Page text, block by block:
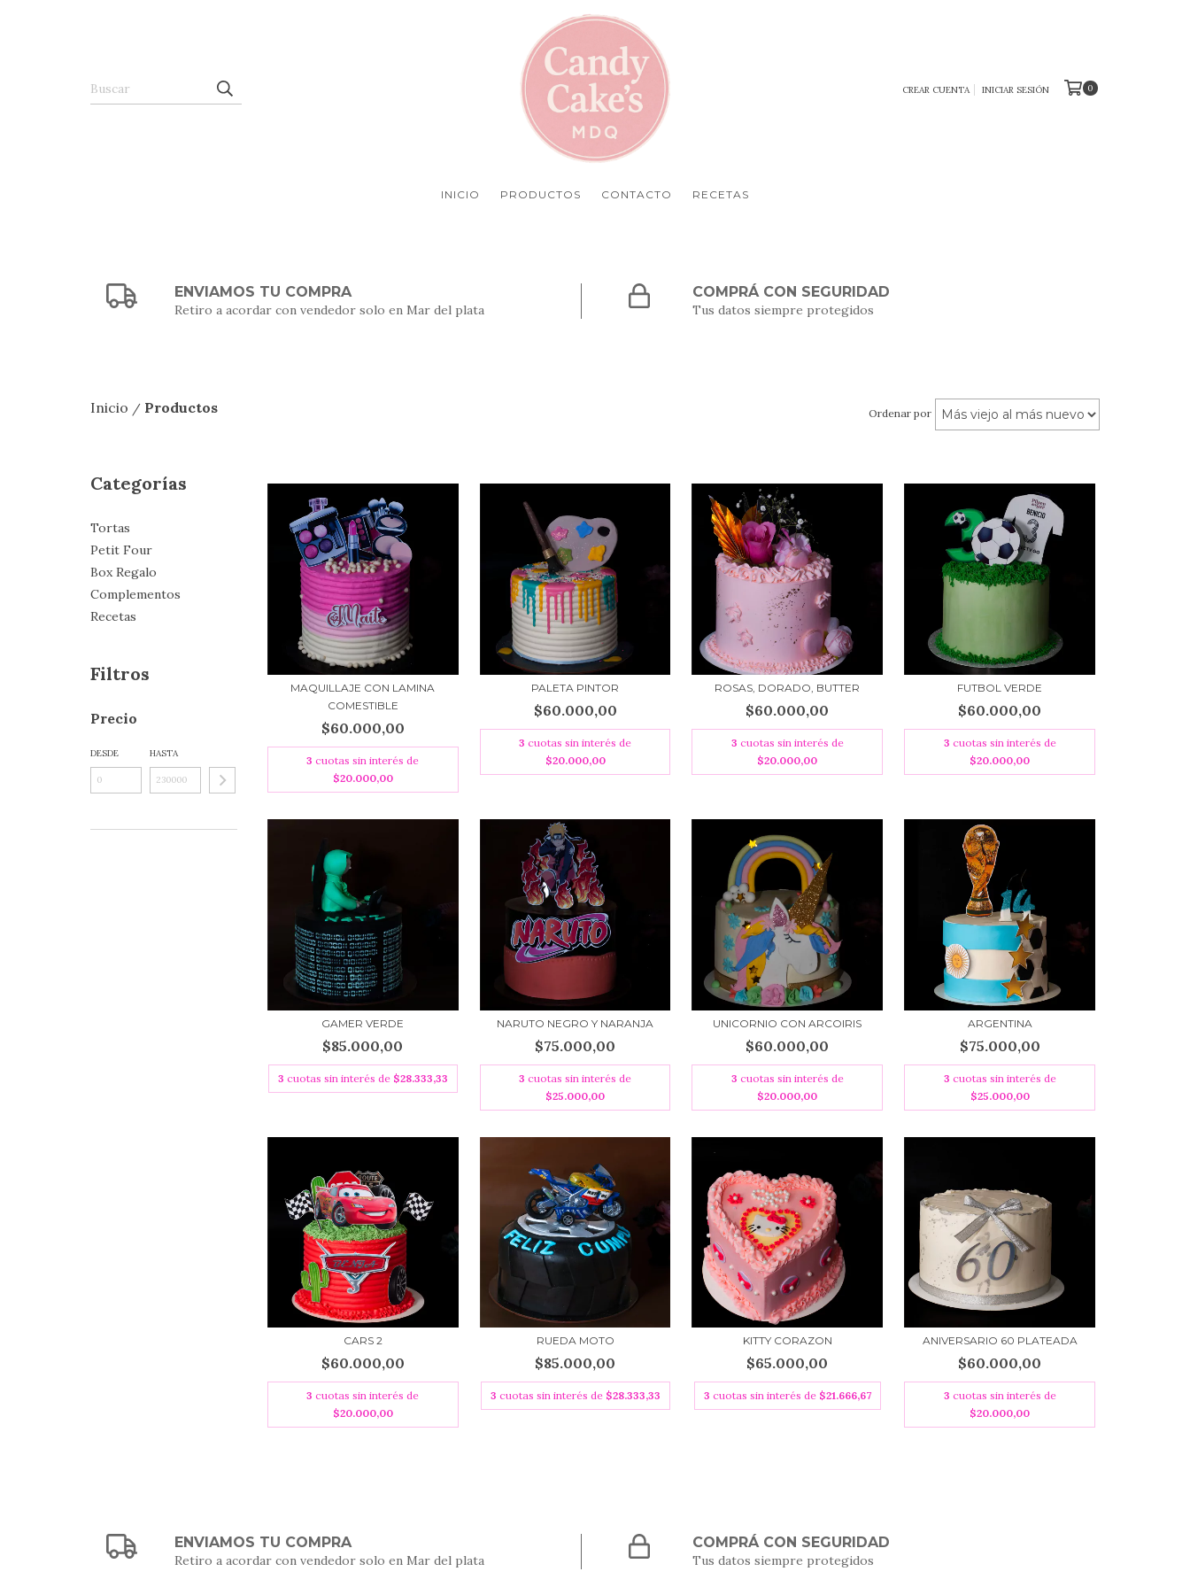
CREAR CUENTA INICIAR SESIÓN 0
INICIO PRODUCTOS CONTACTO RECETAS
ENVIAMOS TU COMPRA
Retiro a acordar con vendedor solo en Mar del plata
COMPRÁ CON SEGURIDAD
Tus datos siempre protegidos
Inicio / Productos Ordenar por
Categorías
Tortas
Petit Four
Box Regalo
Complementos
Recetas
Filtros
Precio
DESDE HASTA
MAQUILLAJE CON LAMINA
COMESTIBLE
$60.000,00
3 cuotas sin interés de
$20.000,00
PALETA PINTOR
$60.000,00
3 cuotas sin interés de
$20.000,00
ROSAS, DORADO, BUTTER
$60.000,00
3 cuotas sin interés de
$20.000,00
FUTBOL VERDE
$60.000,00
3 cuotas sin interés de
$20.000,00
GAMER VERDE
$85.000,00
3 cuotas sin interés de $28.333,33
NARUTO NEGRO Y NARANJA
$75.000,00
3 cuotas sin interés de
$25.000,00
UNICORNIO CON ARCOIRIS
$60.000,00
3 cuotas sin interés de
$20.000,00
ARGENTINA
$75.000,00
3 cuotas sin interés de
$25.000,00
CARS 2
$60.000,00
3 cuotas sin interés de
$20.000,00
RUEDA MOTO
$85.000,00
3 cuotas sin interés de $28.333,33
KITTY CORAZON
$65.000,00
3 cuotas sin interés de $21.666,67
ANIVERSARIO 60 PLATEADA
$60.000,00
3 cuotas sin interés de
$20.000,00
ENVIAMOS TU COMPRA
Retiro a acordar con vendedor solo en Mar del plata
COMPRÁ CON SEGURIDAD
Tus datos siempre protegidos